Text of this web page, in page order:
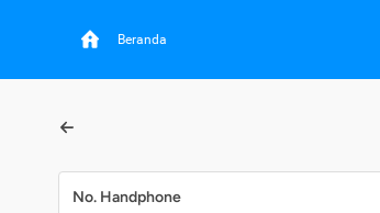
Beranda
No. Handphone